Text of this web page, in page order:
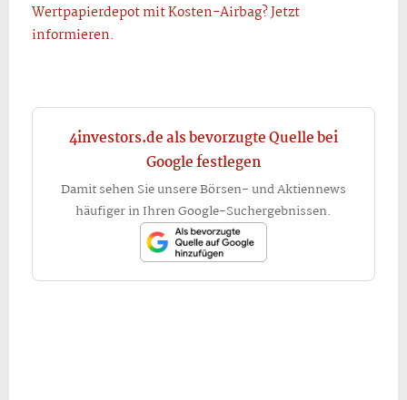
Wertpapierdepot mit Kosten-Airbag? Jetzt
informieren.
4investors.de als bevorzugte Quelle bei
Google festlegen
Damit sehen Sie unsere Börsen- und Aktiennews
häufiger in Ihren Google-Suchergebnissen.